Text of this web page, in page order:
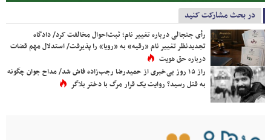
در بحث مشارکت کنید
رأی جنجالی درباره تغییر نام؛ ثبت‌احوال مخالفت کرد/ دادگاه
تجدیدنظر تغییر نام «رقیه» به «رویا» را پذیرفت/ استدلال مهم قضات
درباره حق هویت
راز ۱۵ روز بی‌خبری از حمیدرضا رجب‌زاده فاش شد/ مداح جوان چگونه
به قتل رسید؟ روایت یک قرار مرگ با دختر بلاگر